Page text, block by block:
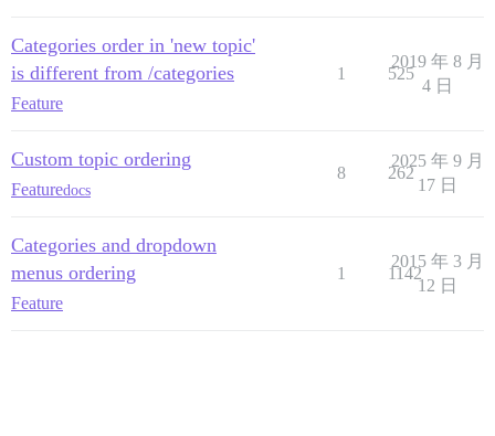
Categories order in 'new topic'
is different from /categories
Feature
1 525
2019 年 8 月
4 日
Custom topic ordering
Featuredocs
8 262
2025 年 9 月
17 日
Categories and dropdown
menus ordering
Feature
1 1142
2015 年 3 月
12 日